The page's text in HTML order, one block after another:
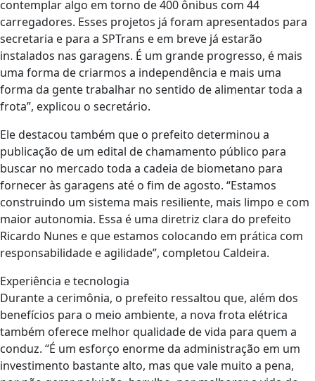
contemplar algo em torno de 400 ônibus com 44
carregadores. Esses projetos já foram apresentados para
secretaria e para a SPTrans e em breve já estarão
instalados nas garagens. É um grande progresso, é mais
uma forma de criarmos a independência e mais uma
forma da gente trabalhar no sentido de alimentar toda a
frota”, explicou o secretário.
Ele destacou também que o prefeito determinou a
publicação de um edital de chamamento público para
buscar no mercado toda a cadeia de biometano para
fornecer às garagens até o fim de agosto. “Estamos
construindo um sistema mais resiliente, mais limpo e com
maior autonomia. Essa é uma diretriz clara do prefeito
Ricardo Nunes e que estamos colocando em prática com
responsabilidade e agilidade”, completou Caldeira.
Experiência e tecnologia
Durante a cerimônia, o prefeito ressaltou que, além dos
benefícios para o meio ambiente, a nova frota elétrica
também oferece melhor qualidade de vida para quem a
conduz. “É um esforço enorme da administração em um
investimento bastante alto, mas que vale muito a pena,